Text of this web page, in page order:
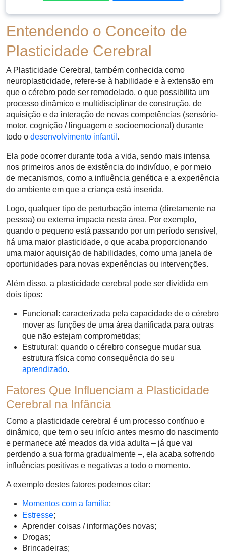
Entendendo o Conceito de
Plasticidade Cerebral
A Plasticidade Cerebral, também conhecida como
neuroplasticidade, refere-se à habilidade e à extensão em
que o cérebro pode ser remodelado, o que possibilita um
processo dinâmico e multidisciplinar de construção, de
aquisição e da interação de novas competências (sensório-
motor, cognição / linguagem e socioemocional) durante
todo o desenvolvimento infantil .
Ela pode ocorrer durante toda a vida, sendo mais intensa
nos primeiros anos de existência do indivíduo, e por meio
de mecanismos, como a influência genética e a experiência
do ambiente em que a criança está inserida.
Logo, qualquer tipo de perturbação interna (diretamente na
pessoa) ou externa impacta nesta área. Por exemplo,
quando o pequeno está passando por um período sensível,
há uma maior plasticidade, o que acaba proporcionando
uma maior aquisição de habilidades, como uma janela de
oportunidades para novas experiências ou intervenções.
Além disso, a plasticidade cerebral pode ser dividida em
dois tipos:
Funcional: caracterizada pela capacidade de o cérebro
mover as funções de uma área danificada para outras
que não estejam comprometidas;
Estrutural: quando o cérebro consegue mudar sua
estrutura física como consequência do seu
aprendizado.
Fatores Que Influenciam a Plasticidade
Cerebral na Infância
Como a plasticidade cerebral é um processo contínuo e
dinâmico, que tem o seu início antes mesmo do nascimento
e permanece até meados da vida adulta – já que vai
perdendo a sua forma gradualmente –, ela acaba sofrendo
influências positivas e negativas a todo o momento.
A exemplo destes fatores podemos citar:
Momentos com a família;
Estresse;
Aprender coisas / informações novas;
Drogas;
Brincadeiras;